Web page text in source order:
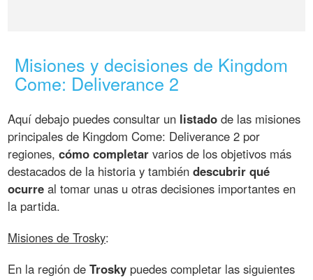
Misiones y decisiones de Kingdom
Come: Deliverance 2
Aquí debajo puedes consultar un listado de las misiones
principales de Kingdom Come: Deliverance 2 por
regiones,cómo completar varios de los objetivos más
destacados de la historia y tambiéndescubrir qué
ocurre al tomar unas u otras decisiones importantes en
la partida.
Misiones de Trosky:
En la región deTrosky puedes completar las siguientes